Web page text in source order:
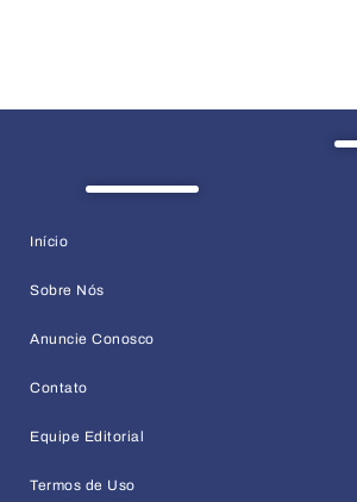
Início
Sobre Nós
Anuncie Conosco
Contato
Equipe Editorial
Termos de Uso